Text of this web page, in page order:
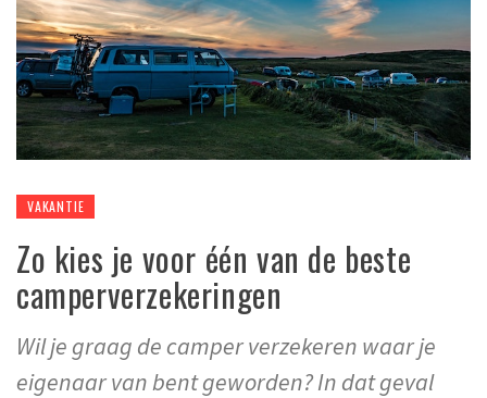
VAKANTIE
Zo kies je voor één van de beste
camperverzekeringen
Wil je graag de camper verzekeren waar je
eigenaar van bent geworden? In dat geval